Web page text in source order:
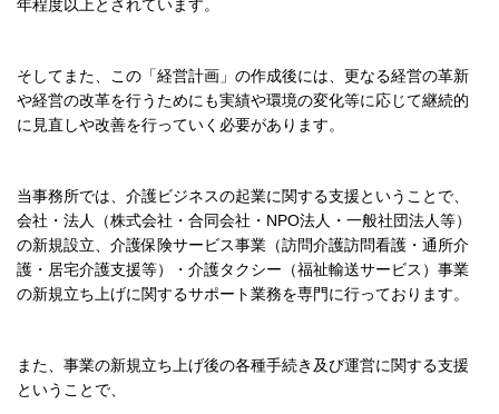
年程度以上とされています。
そしてまた、この「経営計画」の作成後には、更なる経営の革新
や経営の改革を行うためにも実績や環境の変化等に応じて継続的
に見直しや改善を行っていく必要があります。
当事務所では、介護ビジネスの起業に関する支援ということで、
会社・法人（株式会社・合同会社・NPO法人・一般社団法人等）
の新規設立、介護保険サービス事業（訪問介護訪問看護・通所介
護・居宅介護支援等）・介護タクシー（福祉輸送サービス）事業
の新規立ち上げに関するサポート業務を専門に行っております。
また、事業の新規立ち上げ後の各種手続き及び運営に関する支援
ということで、